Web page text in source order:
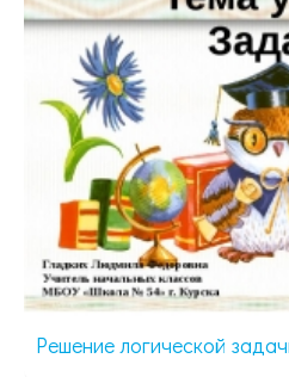
Решение логической